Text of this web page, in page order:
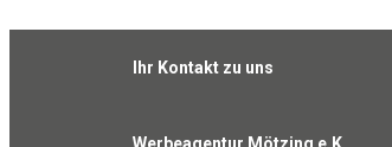
Ihr Kontakt zu uns